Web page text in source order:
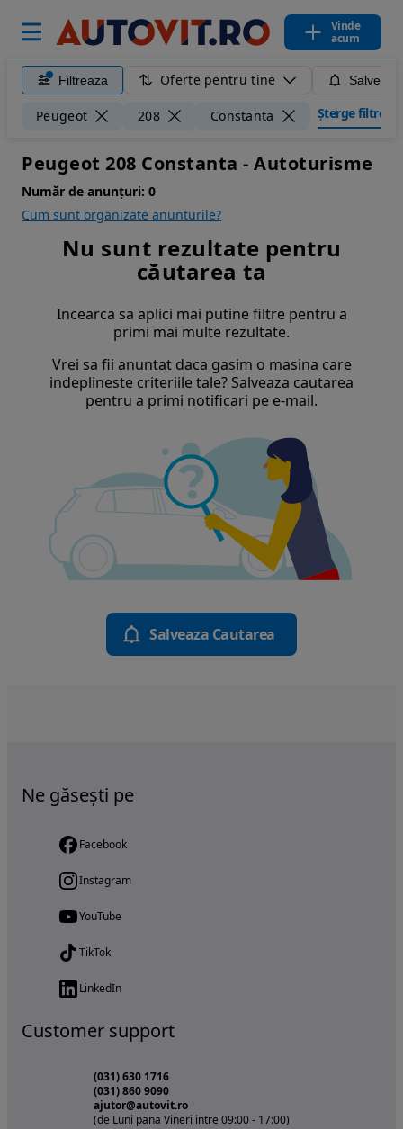
Vinde
acum
Filtreaza Oferte pentru tine
Peugeot 208 Constanta Șterge filtrele
Peugeot 208 Constanta - Autoturisme
Număr de anunțuri: 0
Cum sunt organizate anunturile?
Nu sunt rezultate pentru
căutarea ta
Incearca sa aplici mai putine filtre pentru a
primi mai multe rezultate.
Vrei sa fii anuntat daca gasim o masina care
indeplineste criteriile tale? Salveaza cautarea
pentru a primi notificari pe e-mail.
Salveaza Cautarea
Ne găsești pe
Facebook
Instagram
YouTube
TikTok
LinkedIn
Customer support
(031) 630 1716
(031) 860 9090
ajutor@autovit.ro
(de Luni pana Vineri intre 09:00 - 17:00)